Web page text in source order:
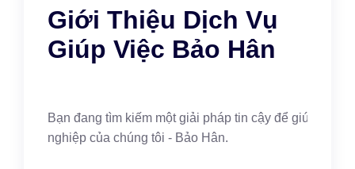
Giới Thiệu Dịch Vụ
Giúp Việc Bảo Hân
Bạn đang tìm kiếm một giải pháp tin cậy để giúp
nghiệp của chúng tôi - Bảo Hân.